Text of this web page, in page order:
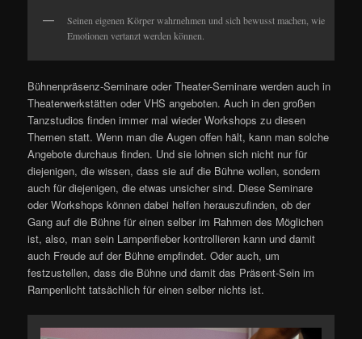
Seinen eigenen Körper wahrnehmen und sich bewusst machen, wie
Emotionen vertanzt werden können.
Bühnenpräsenz-Seminare oder Theater-Seminare werden auch in
Theaterwerkstätten oder VHS angeboten. Auch in den großen
Tanzstudios finden immer mal wieder Workshops zu diesen
Themen statt. Wenn man die Augen offen hält, kann man solche
Angebote durchaus finden. Und sie lohnen sich nicht nur für
diejenigen, die wissen, dass sie auf die Bühne wollen, sondern
auch für diejenigen, die etwas unsicher sind. Diese Seminare
oder Workshops können dabei helfen herauszufinden, ob der
Gang auf die Bühne für einen selber im Rahmen des Möglichen
ist, also, man sein Lampenfieber kontrollieren kann und damit
auch Freude auf der Bühne empfindet. Oder auch, um
festzustellen, dass die Bühne und damit das Präsent-Sein im
Rampenlicht tatsächlich für einen selber nichts ist.